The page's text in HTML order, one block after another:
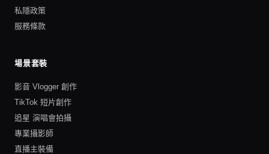
私隱政策
服務條款
場景套裝
影音 Vlogger 創作
TikTok 短片創作
追星 演唱會拍攝
專業攝影師
直播主裝備